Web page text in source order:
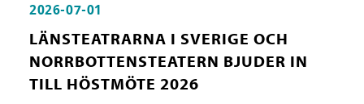
2026-07-01
LÄNSTEATRARNA I SVERIGE OCH
NORRBOTTENSTEATERN BJUDER IN
TILL HÖSTMÖTE 2026